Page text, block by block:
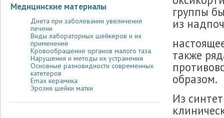
Медицинские материалы
Диета при заболевании увеличения
печени
Виды лабораторных шейкеров и их
применение
Кровообращение органов малого таза.
Нарушения и методы их устранения
Основные разновидности современных
катетеров
Emax керамика
Эрозия шейки матки
группы
из
также
образом.
Из